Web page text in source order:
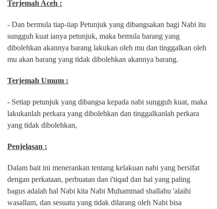
Terjemah Aceh :
- Dan bermula tiap-tiap Petunjuk yang dibangsakan bagi Nabi itu
sungguh kuat ianya petunjuk, maka bemula barang yang
dibolehkan akannya barang lakukan oleh mu dan tinggalkan oleh
mu akan barang yang tidak dibolehkan akannya barang.
Terjemah Umum :
- Setiap petunjuk yang dibangsa kepada nabi sungguh kuat, maka
lakukanlah perkara yang dibolehkan dan tinggalkanlah perkara
yang tidak dibolehkan,
Penjelasan :
Dalam bait ini menerankan tentang kelakuan nabi yang bersifat
dengan perkataan, perbuatan dan i'tiqad dan hal yang paling
bagus adalah hal Nabi kita Nabi Muhammad shallahu 'alaihi
wasallam, dan sesuatu yang tidak dilarang oleh Nabi bisa